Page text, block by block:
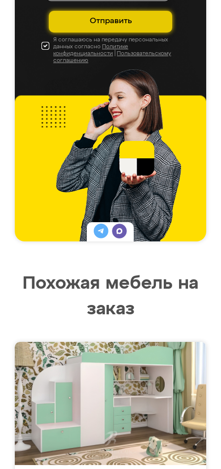
Отправить
Я соглашаюсь на передачу персональных
данных согласно Политике
конфиденциальности
Пользовательскому
соглашению
Похожая мебель на
заказ